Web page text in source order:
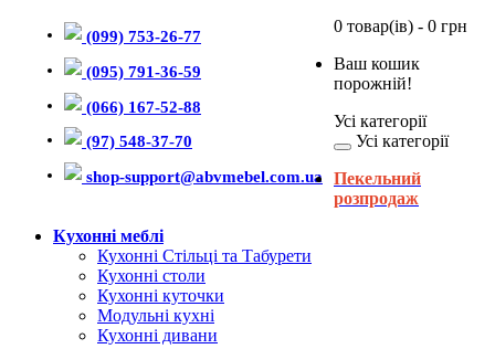
(099) 753-26-77
(095) 791-36-59
(066) 167-52-88
(97) 548-37-70
shop-support@abvmebel.com.ua
0 товар(ів) - 0 грн
Ваш кошик
порожній!
Усі категорії
Усі категорії
Пекельний
розпродаж
Кухонні меблі
Кухонні Стільці та Табурети
Кухонні столи
Кухонні куточки
Модульні кухні
Кухонні дивани